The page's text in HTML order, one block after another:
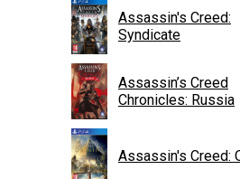
Assassin's Creed:
Syndicate
Assassin’s Creed
Chronicles: Russia
Assassin's Creed: